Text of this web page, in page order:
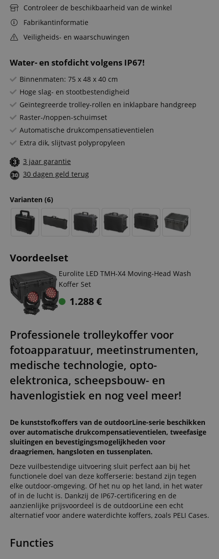
Water- en stofdicht volgens IP67!
Binnenmaten: 75 x 48 x 40 cm
Hoge slag- en stootbestendigheid
Geïntegreerde trolley-rollen en inklapbare handgreep
Raster-/noppen-schuimset
Automatische drukcompensatieventielen
Extra dik, slijtvast polypropyleen
3 jaar garantie
30 dagen geld terug
Varianten (6)
Controleer de beschikbaarheid van de winkel
Fabrikantinformatie
Veiligheids- en waarschuwingen
Voordeelset
Eurolite LED TMH-X4 Moving-Head Wash
Koffer Set
1.288€
Professionele trolleykoffer voor
fotoapparatuur, meetinstrumenten,
medische technologie, opto-
elektronica, scheepsbouw- en
havenlogistiek en nog veel meer!
De kunststofkoffers van de outdoorLine-serie beschikken
over automatische drukcompensatieventielen, tweefasige
sluitingen en bevestigingsmogelijkheden voor
draagriemen, hangsloten en tussenplaten.
Deze vuilbestendige uitvoering sluit perfect aan bij het
functionele doel van deze kofferserie: bestand zijn tegen
elke outdoor-omgeving. Of het nu op het land, in het water
of in de lucht is. Dankzij de IP67-certificering en de
aanzienlijke prijsvoordeel is de outdoorLine een echt
alternatief voor andere waterdichte koffers, zoals PELI Cases.
Functies